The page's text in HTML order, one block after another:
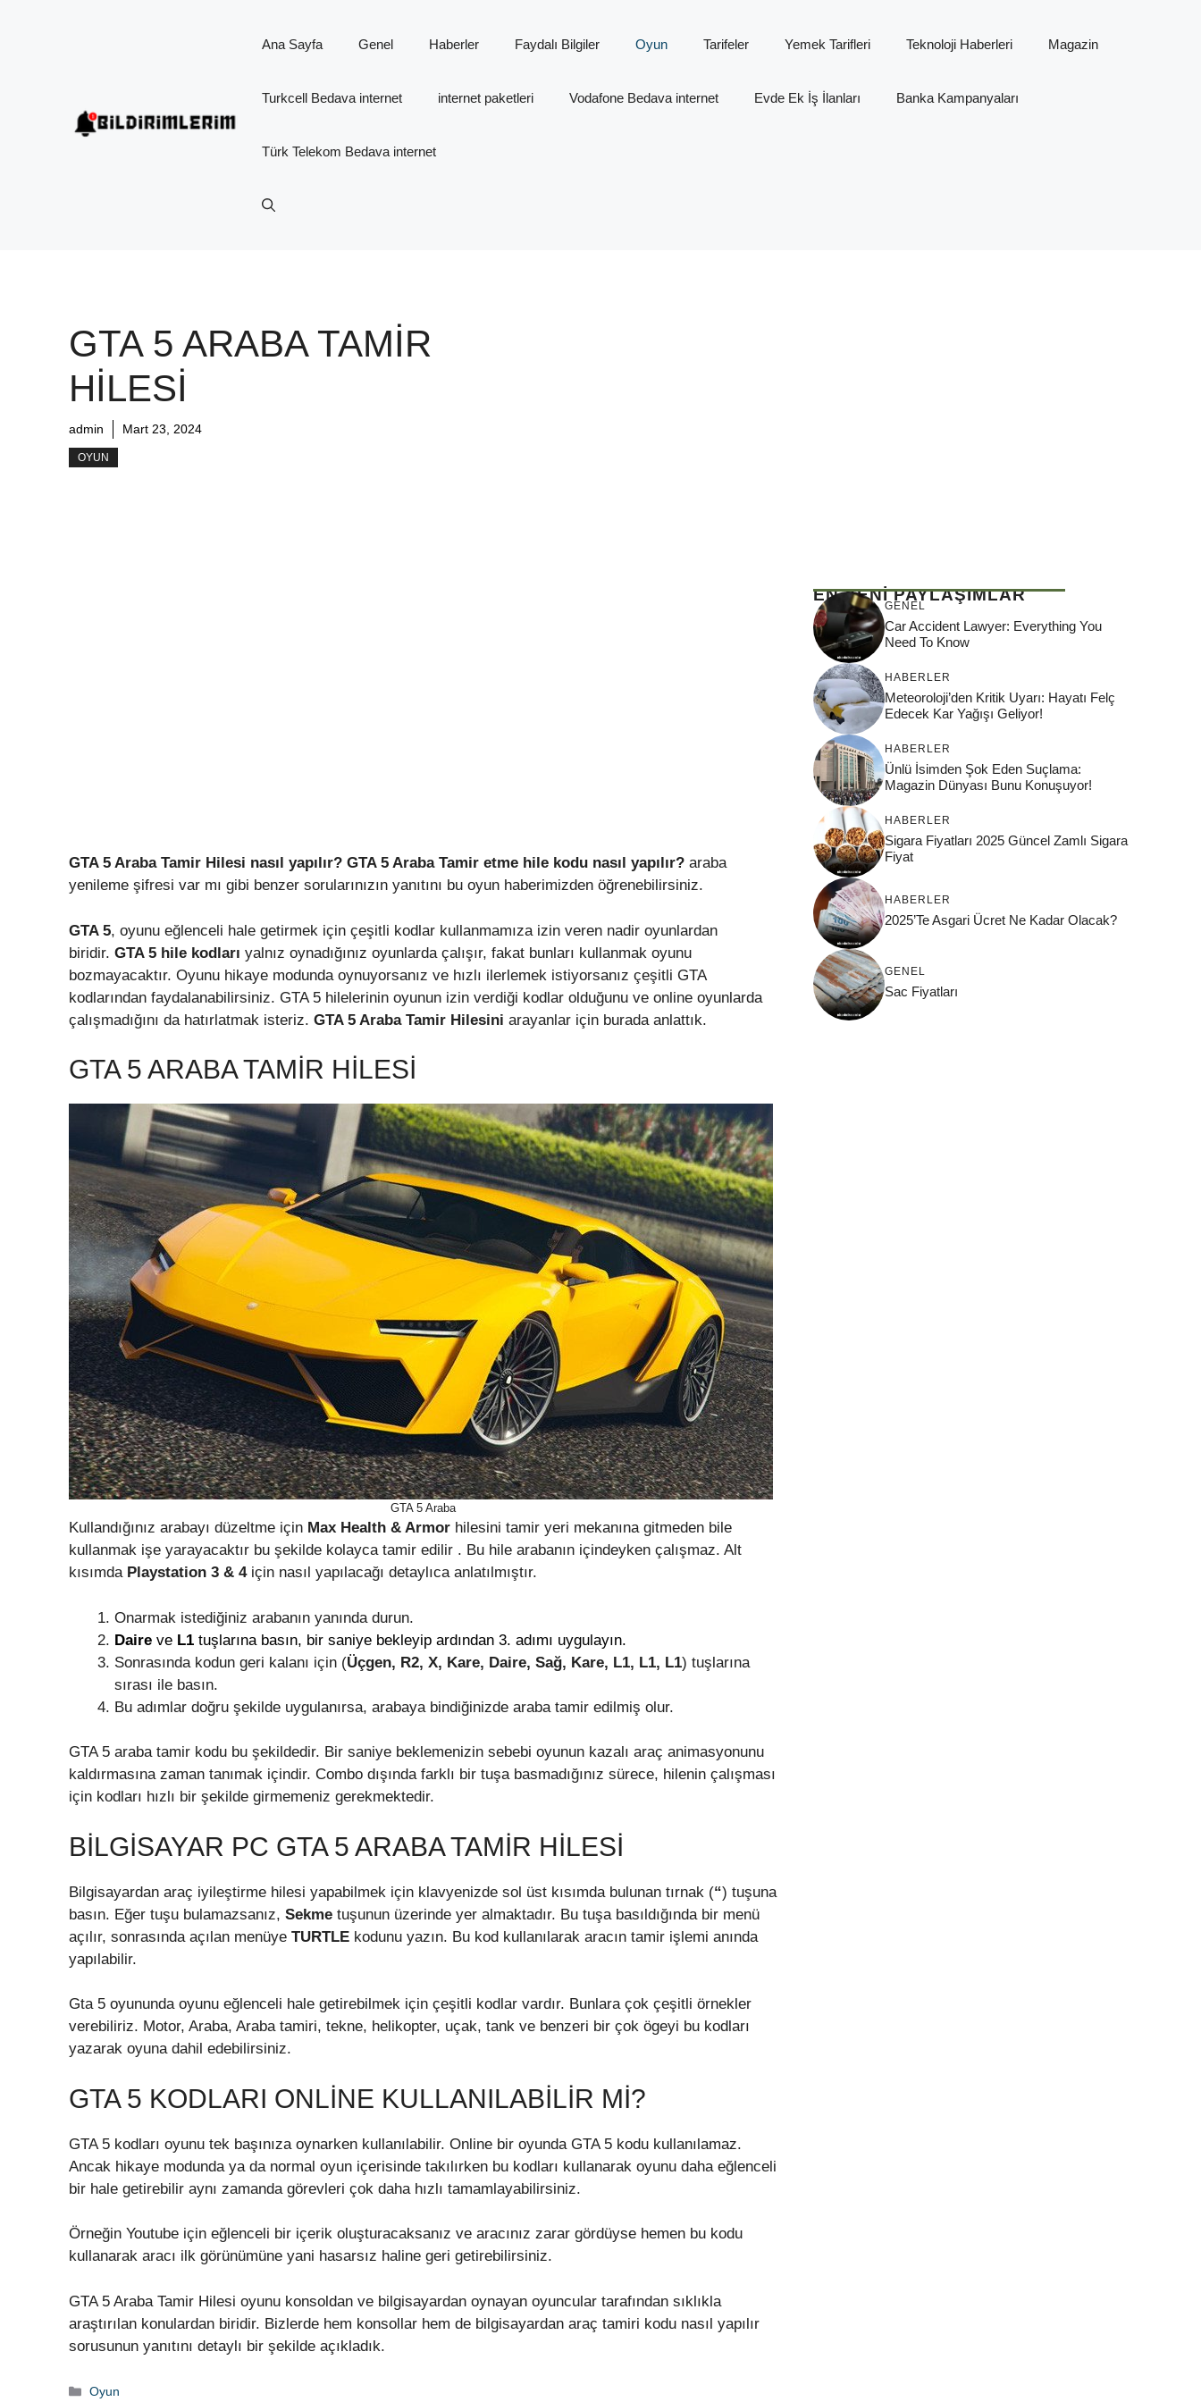
Ana Sayfa Genel Haberler Faydalı Bilgiler Oyun Tarifeler Yemek Tarifleri Teknoloji Haberleri Magazin
Turkcell Bedava internet internet paketleri Vodafone Bedava internet Evde Ek İş İlanları Banka Kampanyaları
Türk Telekom Bedava internet
GTA 5 ARABA TAMIR
HILESI
admin Mart 23, 2024
OYUN
GTA 5 Araba Tamir Hilesi nasıl yapılır? GTA 5 Araba Tamir etme hile kodu nasıl yapılır? araba
yenileme şifresi var mı gibi benzer sorularınızın yanıtını bu oyun haberimizden öğrenebilirsiniz.
GTA 5, oyunu eğlenceli hale getirmek için çeşitli kodlar kullanmamıza izin veren nadir oyunlardan
biridir. GTA 5 hile kodları yalnız oynadığınız oyunlarda çalışır, fakat bunları kullanmak oyunu
bozmayacaktır. Oyunu hikaye modunda oynuyorsanız ve hızlı ilerlemek istiyorsanız çeşitli GTA
kodlarından faydalanabilirsiniz. GTA 5 hilelerinin oyunun izin verdiği kodlar olduğunu ve online oyunlarda
çalışmadığını da hatırlatmak isteriz. GTA 5 Araba Tamir Hilesini arayanlar için burada anlattık.
GTA 5 ARABA TAMIR HILESI
GTA 5 Araba
Kullandığınız arabayı düzeltme için Max Health & Armor hilesini tamir yeri mekanına gitmeden bile
kullanmak işe yarayacaktır bu şekilde kolayca tamir edilir . Bu hile arabanın içindeyken çalışmaz. Alt
kısımda Playstation 3 & 4için nasıl yapılacağı detaylıca anlatılmıştır.
Onarmak istediğiniz arabanın yanında durun.
Daire ve L1 tuşlarına basın, bir saniye bekleyip ardından 3. adımı uygulayın.
Sonrasında kodun geri kalanı için (Üçgen, R2, X, Kare, Daire, Sağ, Kare, L1, L1, L1) tuşlarına
sırası ile basın.
Bu adımlar doğru şekilde uygulanırsa, arabaya bindiğinizde araba tamir edilmiş olur.
GTA 5 araba tamir kodu bu şekildedir. Bir saniye beklemenizin sebebi oyunun kazalı araç animasyonunu
kaldırmasına zaman tanımak içindir. Combo dışında farklı bir tuşa basmadığınız sürece, hilenin çalışması
için kodları hızlı bir şekilde girmemeniz gerekmektedir.
BILGISAYAR PC GTA 5 ARABA TAMIR HILESI
Bilgisayardan araç iyileştirme hilesi yapabilmek için klavyenizde sol üst kısımda bulunan tırnak (“) tuşuna
basın. Eğer tuşu bulamazsanız, Sekme tuşunun üzerinde yer almaktadır. Bu tuşa basıldığında bir menü
açılır, sonrasında açılan menüye TURTLE kodunu yazın. Bu kod kullanılarak aracın tamir işlemi anında
yapılabilir.
Gta 5 oyununda oyunu eğlenceli hale getirebilmek için çeşitli kodlar vardır. Bunlara çok çeşitli örnekler
verebiliriz. Motor, Araba, Araba tamiri, tekne, helikopter, uçak, tank ve benzeri bir çok ögeyi bu kodları
yazarak oyuna dahil edebilirsiniz.
GTA 5 KODLARI ONLINE KULLANILABILIR MI?
GTA 5 kodları oyunu tek başınıza oynarken kullanılabilir. Online bir oyunda GTA 5 kodu kullanılamaz.
Ancak hikaye modunda ya da normal oyun içerisinde takılırken bu kodları kullanarak oyunu daha eğlenceli
bir hale getirebilir aynı zamanda görevleri çok daha hızlı tamamlayabilirsiniz.
Örneğin Youtube için eğlenceli bir içerik oluşturacaksanız ve aracınız zarar gördüyse hemen bu kodu
kullanarak aracı ilk görünümüne yani hasarsız haline geri getirebilirsiniz.
GTA 5 Araba Tamir Hilesi oyunu konsoldan ve bilgisayardan oynayan oyuncular tarafından sıklıkla
araştırılan konulardan biridir. Bizlerde hem konsollar hem de bilgisayardan araç tamiri kodu nasıl yapılır
sorusunun yanıtını detaylı bir şekilde açıkladık.
Kategoriler
Oyun
EN YENİ PAYLAŞIMLAR
GENEL
Car Accident Lawyer: Everything You
Need To Know
HABERLER
Meteoroloji’den Kritik Uyarı: Hayatı Felç
Edecek Kar Yağışı Geliyor!
HABERLER
Ünlü İsimden Şok Eden Suçlama:
Magazin Dünyası Bunu Konuşuyor!
HABERLER
Sigara Fiyatları 2025 Güncel Zamlı Sigara
Fiyat
HABERLER
2025’Te Asgari Ücret Ne Kadar Olacak?
GENEL
Sac Fiyatları